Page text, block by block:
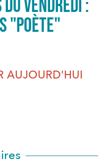
Vendredi :
"Poète"
AUJOURD'HUI